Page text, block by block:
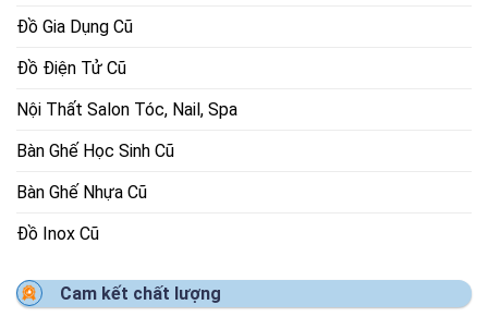
Đồ Gia Dụng Cũ
Đồ Điện Tử Cũ
Nội Thất Salon Tóc, Nail, Spa
Bàn Ghế Học Sinh Cũ
Bàn Ghế Nhựa Cũ
Đồ Inox Cũ
Cam kết chất lượng